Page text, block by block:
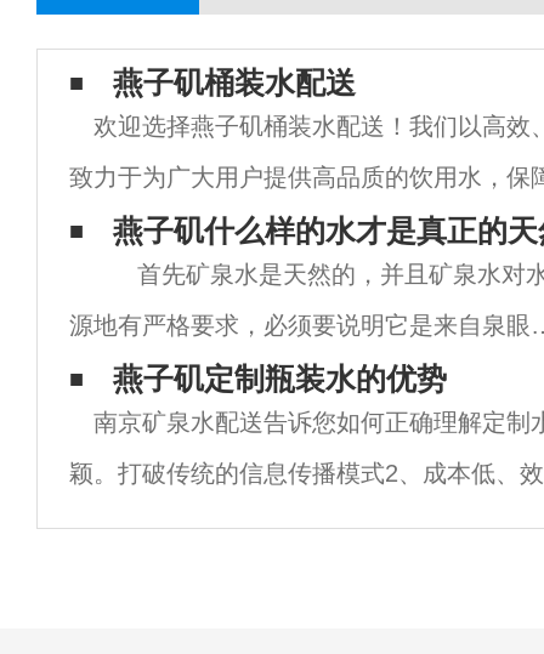
燕子矶桶装水配送
欢迎选择燕子矶桶装水配送！我们以高效
致力于为广大用户提供高品质的饮用水，保
需求。燕子矶桶装水配送有哪些特点？首先
山泉水，经过多重净化、消毒、杀菌等工艺
燕子矶什么样的水才是真正的
首先矿泉水是天然的，并且矿泉水对
源地有严格要求，必须要说明它是来自泉眼
的。还需要经过地矿部门勘探评价，仙林送
采取水源地保护措施，可以理解为一种矿产
源。其
燕子矶定制瓶装水的优势
南京矿泉水配送告诉您如何正确理解定制
颖。打破传统的信息传播模式2、成本低、
本低、停留时间长等优点，与传统广告媒体